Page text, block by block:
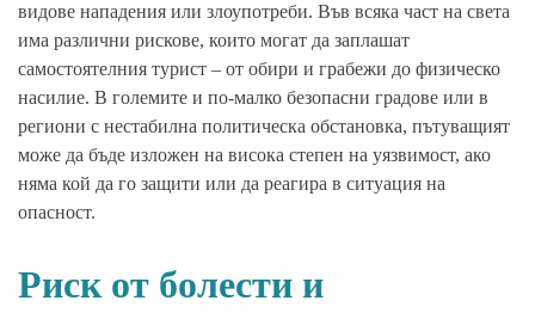
видове нападения или злоупотреби. Във всяка част на света
има различни рискове, които могат да заплашат
самостоятелния турист – от обири и грабежи до физическо
насилие. В големите и по-малко безопасни градове или в
региони с нестабилна политическа обстановка, пътуващият
може да бъде изложен на висока степен на уязвимост, ако
няма кой да го защити или да реагира в ситуация на
опасност.
Риск от болести и